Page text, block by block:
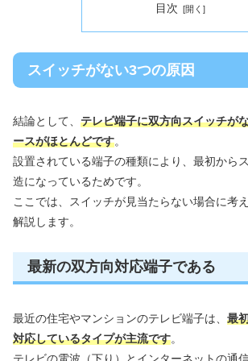
目次
スイッチがない3つの原因
結論として、 テレビ端子に双方向スイッチが
ースがほとんどです。
設置されている端子の種類により、最初から
造になっているためです。
ここでは、スイッチが見当たらない場合に考
解説します。
最新の双方向対応端子である
最近の住宅やマンションのテレビ端子は、 最
対応しているタイプが主流です。
テレビの電波（下り）とインターネットの通